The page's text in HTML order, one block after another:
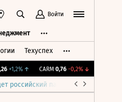
Войти
Техуспех
+1,2%↑ CARM 0,76 -0,2%↓
российский парламент